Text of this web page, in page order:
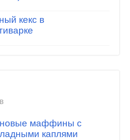
кекс в
маффины с
каплями